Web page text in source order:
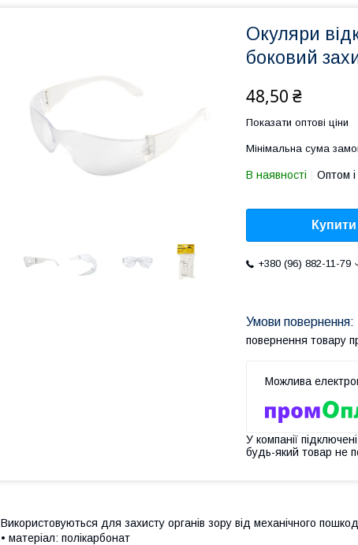
Окуляри
боковий
48,50 ₴
Показати оптові ціни
Мінімальна сума
В наявності Оптом і
Купити
+380 (96) 882-11-79
повернення товару
У компанії
будь-який товар не
Використовуються для захисту органів зору від механічного
• матеріал: полікарбонат